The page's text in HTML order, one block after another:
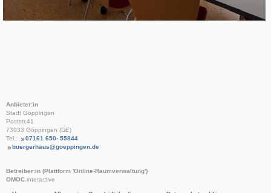
Anbieter:in
Stadt Göppingen
Poststr.41
73033 Göppingen (DE)
Tel.:
07161 650- 55844
buergerhaus@goeppingen.de
Betreiber:in (Plattform 'Online-Raumverwaltung')
OMOC .interactive